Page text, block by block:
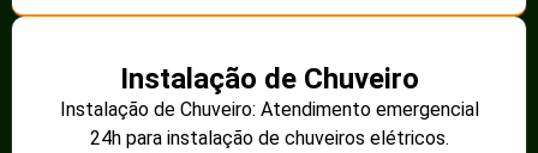
Instalação de Chuveiro
Instalação de Chuveiro: Atendimento emergencial
24h para instalação de chuveiros elétricos.